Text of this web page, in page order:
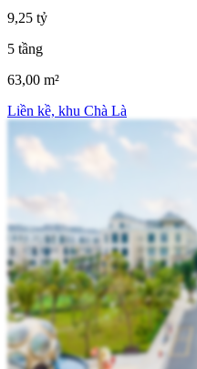
9,25 tỷ
5 tầng
63,00 m²
Liền kề, khu Chà Là